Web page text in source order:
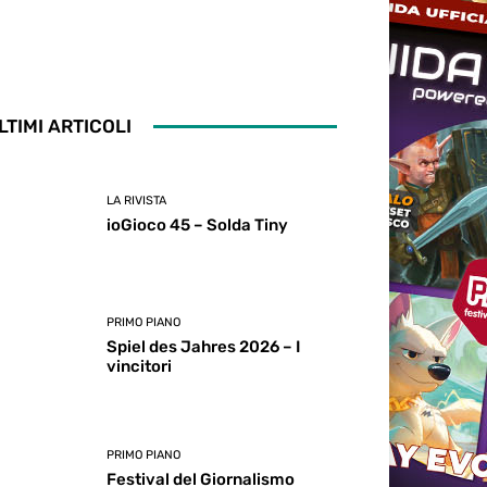
ARTICOLI
LA RIVISTA
ioGioco 45 – Solda Tiny
PRIMO PIANO
Spiel des Jahres 2026 – I
vincitori
PRIMO PIANO
Festival del Giornalismo